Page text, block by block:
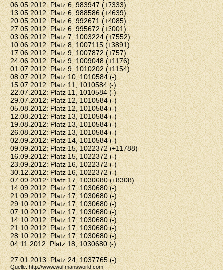
06.05.2012: Platz 6, 983947 (+7333)
13.05.2012: Platz 6, 988586 (+4639)
20.05.2012: Platz 6, 992671 (+4085)
27.05.2012: Platz 6, 995672 (+3001)
03.06.2012: Platz 7, 1003224 (+7552)
10.06.2012: Platz 8, 1007115 (+3891)
17.06.2012: Platz 9, 1007872 (+757)
24.06.2012: Platz 9, 1009048 (+1176)
01.07.2012: Platz 9, 1010202 (+1154)
08.07.2012: Platz 10, 1010584 (-)
15.07.2012: Platz 11, 1010584 (-)
22.07.2012: Platz 11, 1010584 (-)
29.07.2012: Platz 12, 1010584 (-)
05.08.2012: Platz 12, 1010584 (-)
12.08.2012: Platz 13, 1010584 (-)
19.08.2012: Platz 13, 1010584 (-)
26.08.2012: Platz 13, 1010584 (-)
02.09.2012: Platz 14, 1010584 (-)
09.09.2012: Platz 15, 1022372 (+11788)
16.09.2012: Platz 15, 1022372 (-)
23.09.2012: Platz 16, 1022372 (-)
30.12.2012: Platz 16, 1022372 (-)
07.09.2012: Platz 17, 1030680 (+8308)
14.09.2012: Platz 17, 1030680 (-)
21.09.2012: Platz 17, 1030680 (-)
29.10.2012: Platz 17, 1030680 (-)
07.10.2012: Platz 17, 1030680 (-)
14.10.2012: Platz 17, 1030680 (-)
21.10.2012: Platz 17, 1030680 (-)
28.10.2012: Platz 17, 1030680 (-)
04.11.2012: Platz 18, 1030680 (-)
...
27.01.2013: Platz 24, 1037765 (-)
Quelle: http://www.wulfmansworld.com